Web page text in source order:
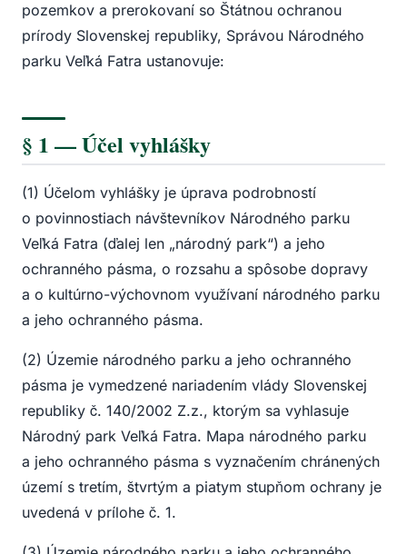
pozemkov a prerokovaní so Štátnou ochranou
prírody Slovenskej republiky, Správou Národného
parku Veľká Fatra ustanovuje:
§ 1 — Účel vyhlášky
(1) Účelom vyhlášky je úprava podrobností
o povinnostiach návštevníkov Národného parku
Veľká Fatra (ďalej len „národný park“) a jeho
ochranného pásma, o rozsahu a spôsobe dopravy
a o kultúrno-výchovnom využívaní národného parku
a jeho ochranného pásma.
(2) Územie národného parku a jeho ochranného
pásma je vymedzené nariadením vlády Slovenskej
republiky č. 140/2002 Z.z., ktorým sa vyhlasuje
Národný park Veľká Fatra. Mapa národného parku
a jeho ochranného pásma s vyznačením chránených
území s tretím, štvrtým a piatym stupňom ochrany je
uvedená v prílohe č. 1.